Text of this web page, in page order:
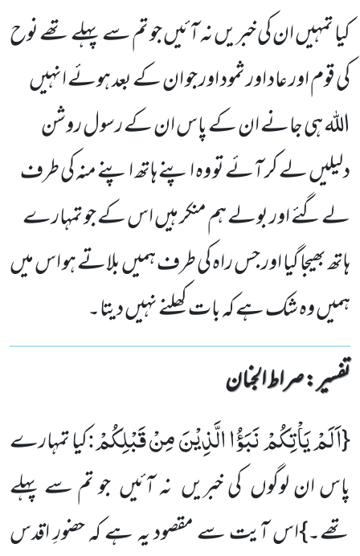
کیا تمہیں ان کی خبریں نہ آئیں جو تم سے پہلے تھے نوح
کی قوم اور عاد اور ثمود اور جو ان کے بعد ہوئے انہیں
اللہ ہی جانے ان کے پاس ان کے رسول روشن
دلیلیں لے کر آئے تو وہ اپنے ہاتھ اپنے منہ کی طرف
لےگئے اور بولے ہم منکر ہیں اس کے جو تمہارے
ہاتھ بھیجا گیا اور جس راہ کی طرف ہمیں بلاتے ہو اس میں
ہمیں وہ شک ہے کہ بات کھلنے نہیں دیتا۔
تفسیر : ‎صراط الجنان
{اَلَمْ یَاْتِكُمْ نَبَؤُا الَّذِیْنَ مِنْ قَبْلِكُمْ:کیا تمہارے
پاس ان لوگوں کی خبریں نہ آئیں جو تم سے پہلے
تھے۔}اس آیت سے مقصود یہ ہے کہ حضورِ اقدس